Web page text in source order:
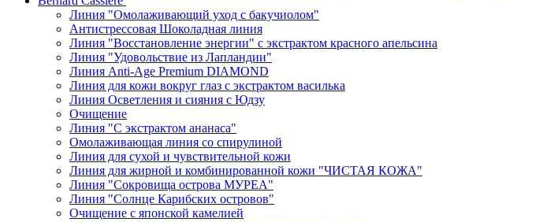
Линия "Омолаживающий уход с бакучиолом"
Антистрессовая Шоколадная линия
Линия "Восстановление энергии" с экстрактом красного апельсина
Линия "Удовольствие из Лапландии"
Линия Anti-Age Premium DIAMOND
Линия для кожи вокруг глаз с экстрактом василька
Линия Осветления и сияния с Юдзу
Очищение
Линия "С экстрактом ананаса"
Омолаживающая линия со спирулиной
Линия для сухой и чувствительной кожи
Линия для жирной и комбинированной кожи "ЧИСТАЯ КОЖА"
Линия "Сокровища острова МУРЕА"
Линия "Солнце Карибских островов"
Очищение с японской камелией